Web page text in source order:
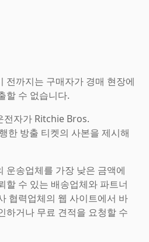
전까지는 구매자가 경매 현장에
할 수 없습니다.
전자가 Ritchie Bros.
한 방출 티켓의 사본을 제시해
운송업체를 가장 낮은 금액에
할 수 있는 배송업체와 파트너
협력업체의 웹 사이트에서 바
하거나 무료 견적을 요청할 수